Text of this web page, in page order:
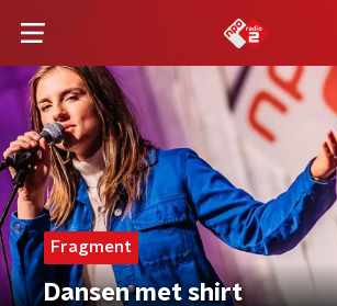
Fragment
Dansen met shirt